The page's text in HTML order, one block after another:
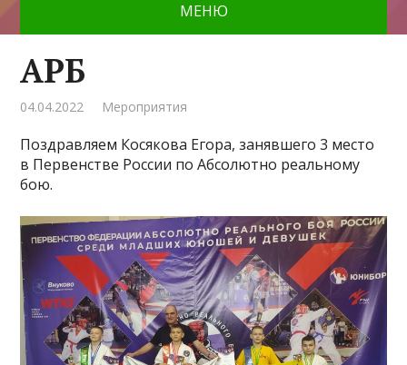
МЕНЮ
АРБ
04.04.2022 Мероприятия
Поздравляем Косякова Егора, занявшего 3 место
в Первенстве России по Абсолютно реальному
бою.